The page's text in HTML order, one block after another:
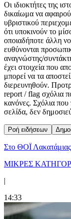
Οι ιδιοκτήτες της
δικαίωμα να
υβριστικού
ότι υποκινούν το
οποιαδήποτε άλλη
ευθύνονται
αναγνώστης/
έχει στοιχεία που
μπορεί να τα
διερευνηθούν.
report / flag σχόλια
κανόνες. Σχόλια
σελίδα, δεν
Ροή ειδήσεων
Στο ΘΟΪ
ΜΙΚΡΕΣ
|
14:33